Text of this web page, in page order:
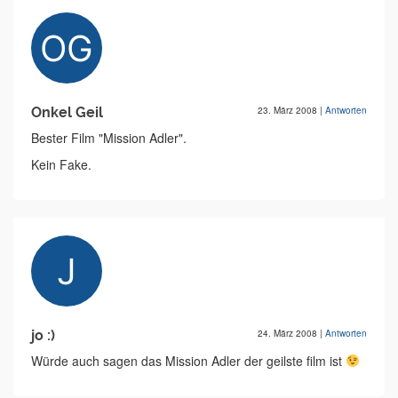
Onkel Geil 23. März 2008 | Antworten
Bester Film "Mission Adler".
Kein Fake.
jo :) 24. März 2008 | Antworten
Würde auch sagen das Mission Adler der geilste film ist